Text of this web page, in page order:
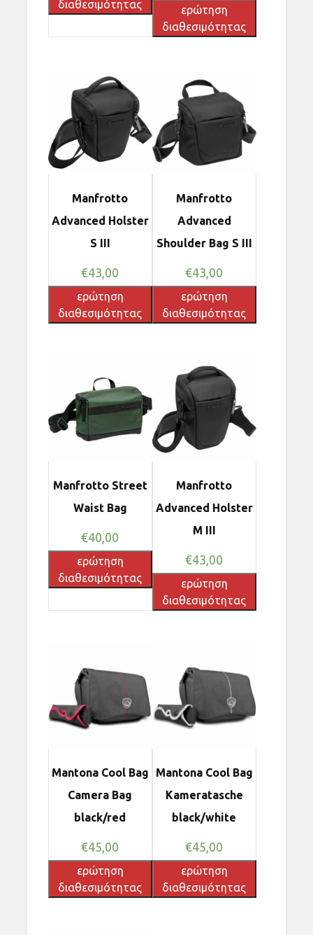
διαθεσιμότητας
ερώτηση
διαθεσιμότητας
Manfrotto
Advanced Holster
S III
€43,00
ερώτηση
διαθεσιμότητας
Manfrotto
Advanced
Shoulder Bag S III
€43,00
ερώτηση
διαθεσιμότητας
Manfrotto Street
Waist Bag
€40,00
ερώτηση
διαθεσιμότητας
Manfrotto
Advanced Holster
M III
€43,00
ερώτηση
διαθεσιμότητας
Mantona Cool Bag
Camera Bag
black/red
€45,00
ερώτηση
διαθεσιμότητας
Mantona Cool Bag
Kameratasche
black/white
€45,00
ερώτηση
διαθεσιμότητας